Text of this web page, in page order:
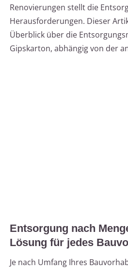
Renovierungen stellt die
Herausforderungen. Dieser
Überblick über die
Gipskarton, abhängig von der
Entsorgung nach
Lösung für jedes
Je nach Umfang Ihres